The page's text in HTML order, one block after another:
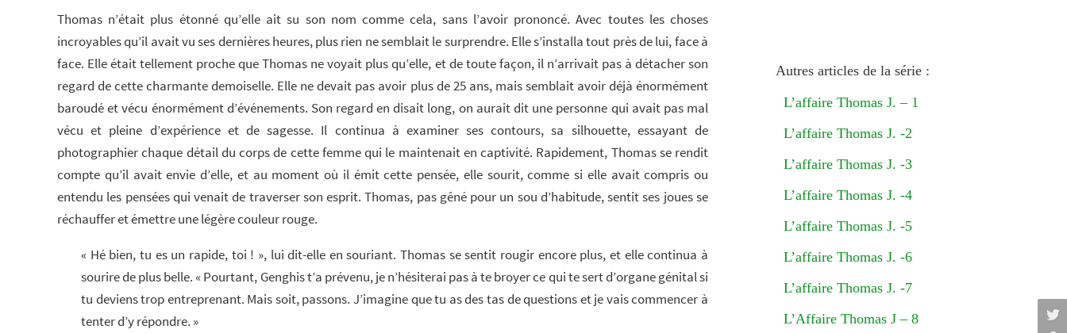
Thomas n’était plus étonné qu’elle ait su son nom comme cela, sans l’avoir prononcé. Avec toutes les choses
incroyables qu’il avait vu ses dernières heures, plus rien ne semblait le surprendre. Elle s’installa tout près de lui, face à
face. Elle était tellement proche que Thomas ne voyait plus qu’elle, et de toute façon, il n’arrivait pas à détacher son
regard de cette charmante demoiselle. Elle ne devait pas avoir plus de 25 ans, mais semblait avoir déjà énormément
baroudé et vécu énormément d’événements. Son regard en disait long, on aurait dit une personne qui avait pas mal
vécu et pleine d’expérience et de sagesse. Il continua à examiner ses contours, sa silhouette, essayant de
photographier chaque détail du corps de cette femme qui le maintenait en captivité. Rapidement, Thomas se rendit
compte qu’il avait envie d’elle, et au moment où il émit cette pensée, elle sourit, comme si elle avait compris ou
entendu les pensées qui venait de traverser son esprit. Thomas, pas gêné pour un sou d’habitude, sentit ses joues se
réchauffer et émettre une légère couleur rouge.
« Hé bien, tu es un rapide, toi ! », lui dit-elle en souriant. Thomas se sentit rougir encore plus, et elle continua à
sourire de plus belle. « Pourtant, Genghis t’a prévenu, je n’hésiterai pas à te broyer ce qui te sert d’organe génital si
tu deviens trop entreprenant. Mais soit, passons. J’imagine que tu as des tas de questions et je vais commencer à
tenter d’y répondre. »
Autres articles de la série :
L’affaire Thomas J. – 1
L’affaire Thomas J. -2
L’affaire Thomas J. -3
L’affaire Thomas J. -4
L’affaire Thomas J. -5
L’affaire Thomas J. -6
L’affaire Thomas J. -7
L’Affaire Thomas J – 8